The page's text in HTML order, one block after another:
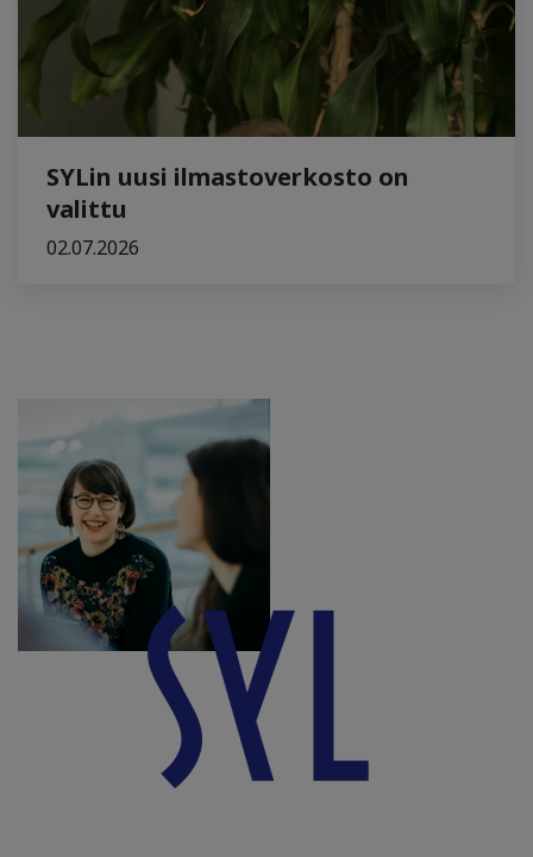
SYLin uusi ilmastoverkosto on
valittu
02.07.2026